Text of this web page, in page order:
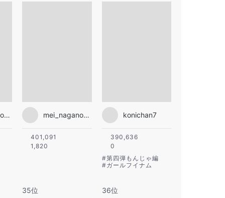
mei_nagano0924official mei_nagano0924official
401,091
1,820
konichan7
390,636
0
#第四弾もんじゃ編
#ガールフイナム
35位 36位